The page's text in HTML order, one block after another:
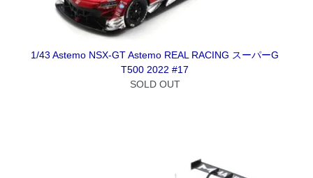
1/43 Astemo NSX-GT Astemo REAL RACING スーパーG
T500 2022 #17
SOLD OUT